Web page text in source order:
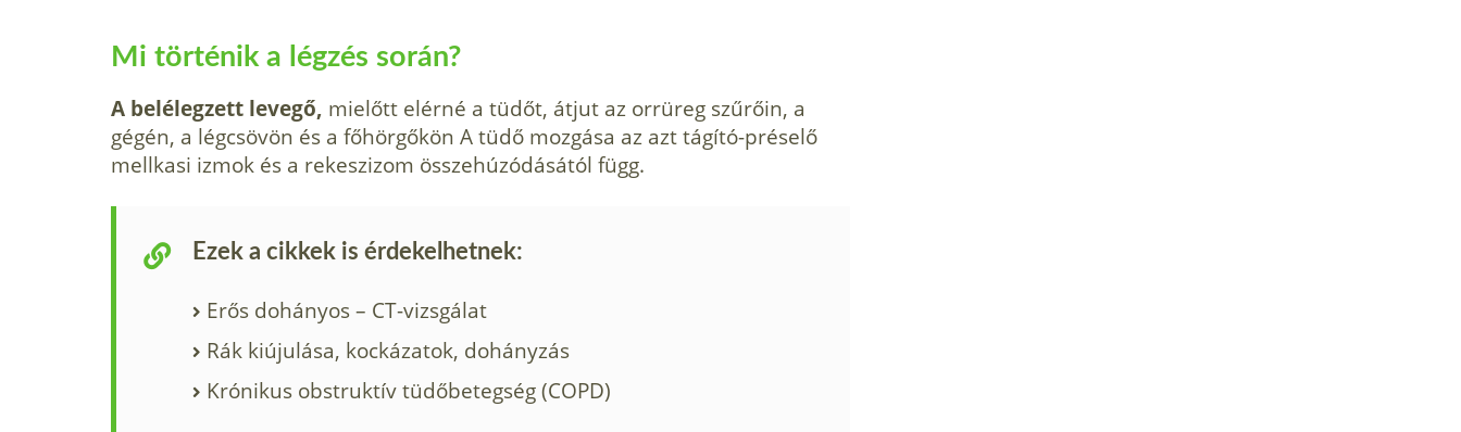
Mi történik a légzés során?
A belélegzett levegő, mielőtt elérné a tüdőt, átjut az orrüreg szűrőin, a
gégén, a légcsövön és a főhörgőkön A tüdő mozgása az azt tágító-préselő
mellkasi izmok és a rekeszizom összehúzódásától függ.
Ezek a cikkek is érdekelhetnek:
Erős dohányos – CT-vizsgálat
Rák kiújulása, kockázatok, dohányzás
Krónikus obstruktív tüdőbetegség (COPD)